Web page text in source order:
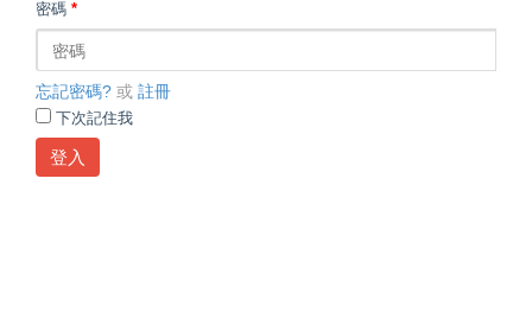
密碼 *
忘記密碼? 或 註冊
下次記住我
登入